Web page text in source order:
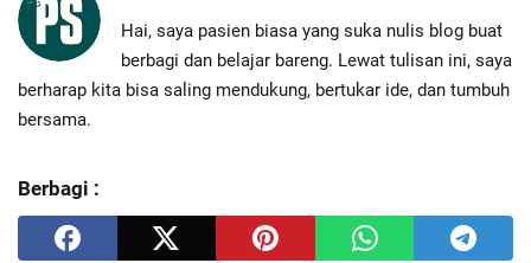
Hai, saya pasien biasa yang suka nulis blog buat
berbagi dan belajar bareng. Lewat tulisan ini, saya
berharap kita bisa saling mendukung, bertukar ide, dan tumbuh
bersama.
Berbagi :